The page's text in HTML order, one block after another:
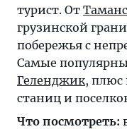
турист. От
грузинской
побережья с
Самые
Геленджик, плюс
станиц и
Что посмотреть: